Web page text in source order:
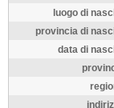
luogo di
provincia di
data di